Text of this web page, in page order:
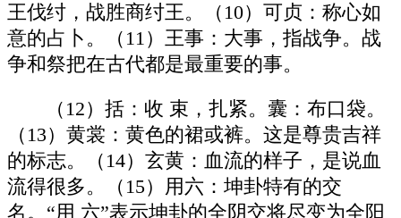
王伐纣，战胜商纣王。（10）可贞：称心如
意的占卜。（11）王事：大事，指战争。战
争和祭把在古代都是最重要的事。
（12）括：收 束，扎紧。囊：布口袋。
（13）黄裳：黄色的裙或裤。这是尊贵吉祥
的标志。（14）玄黄：血流的样子，是说血
流得很多。（15）用六：坤卦特有的交
名。“用 六”表示坤卦的全阴交将尽变为全阳